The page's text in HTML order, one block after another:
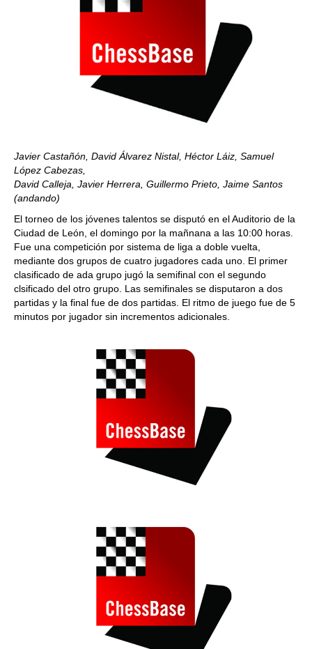
Javier Castañón, David Álvarez Nistal, Héctor Láiz, Samuel
López Cabezas,
David Calleja, Javier Herrera, Guillermo Prieto, Jaime Santos
(andando)
El torneo de los jóvenes talentos se disputó en el Auditorio de la
Ciudad de León, el domingo por la mañnana a las 10:00 horas.
Fue una competición por sistema de liga a doble vuelta,
mediante dos grupos de cuatro jugadores cada uno. El primer
clasificado de ada grupo jugó la semifinal con el segundo
clsificado del otro grupo. Las semifinales se disputaron a dos
partidas y la final fue de dos partidas. El ritmo de juego fue de 5
minutos por jugador sin incrementos adicionales.